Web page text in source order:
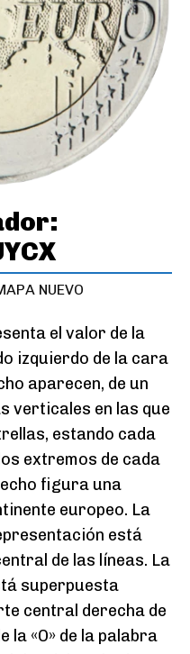
NUEVO
el valor de la
izquierdo de la cara
aparecen, de un
verticales en las que
estando cada
extremos de cada
figura una
europeo. La
está
de las líneas. La
superpuesta
central derecha de
la «O» de la palabra